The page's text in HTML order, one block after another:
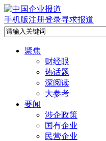
手机版注册登录寻求报道
聚焦
财经眼
热话题
深阅读
大参考
要闻
涉企政策
国有企业
民营企业